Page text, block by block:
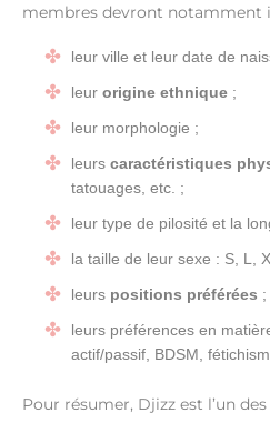
membres devront notamment
leur ville et leur date de
leur origine ethnique ;
leur morphologie ;
leurs caractéristiques
tatouages, etc. ;
leur type de pilosité et la
la taille de leur sexe : S, L,
leurs positions préférées ;
leurs préférences en
actif/passif, BDSM,
Pour résumer, Djizz est l’un